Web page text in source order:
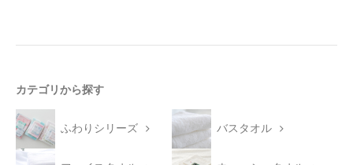
カテゴリから探す
ふわりシリーズ バスタオル